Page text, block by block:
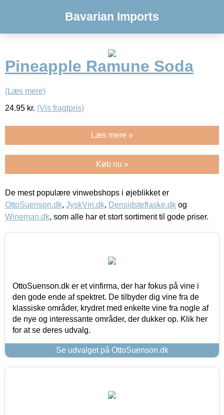
Bavarian Imports
Pineapple Ramune Soda
(Læs mere)
24.95 kr. (Vis fragtpris)
Læs mere »
Køb nu »
De mest populære vinwebshops i øjeblikket er
OttoSuenson.dk, JyskVin.dk, Densidsteflaske.dk og
Wineman.dk, som alle har et stort sortiment til gode priser.
OttoSuenson.dk er et vinfirma, der har fokus på vine i
den gode ende af spektret. De tilbyder dig vine fra de
klassiske områder, krydret med enkelte vine fra nogle af
de nye og interessante områder, der dukker op. Klik her
for at se deres udvalg.
Se udvalget på OttoSuenson.dk